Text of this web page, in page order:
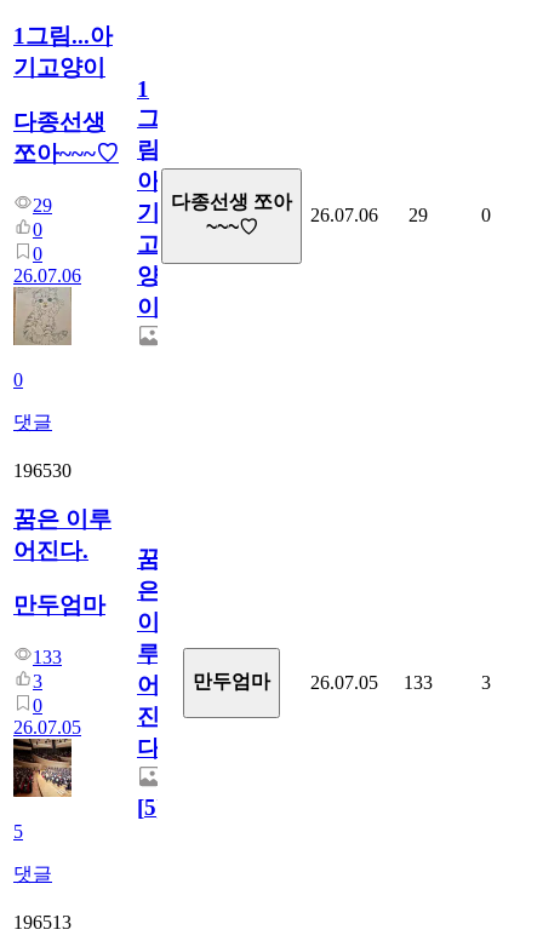
1그림...아
기고양이
다종선생
쪼아~~~♡
29
0
0
26.07.06
0
댓글
1
그
림...
아
기
고
양
이
다종선생 쪼아
~~~♡
26.07.06 29 0
196530
꿈은 이루
어진다.
만두엄마
133
3
0
26.07.05
5
댓글
꿈
은
이
루
어
진
다.
[5]
만두엄마 26.07.05 133 3
196513